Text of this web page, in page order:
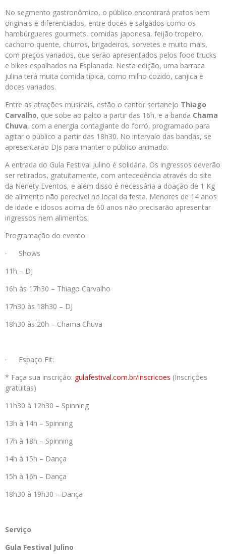
No segmento gastronômico, o público encontrará pratos bem
originais e diferenciados, entre doces e salgados como os
hambúrgueres gourmets, comidas japonesa, feijão tropeiro,
cachorro quente, churros, brigadeiros, sorvetes e muito mais,
com preços variados, que serão apresentados pelos food trucks
e bikes espalhados na Esplanada. Nesta edição, uma barraca
julina terá muita comida típica, como milho cozido, canjica e
doces variados.
Entre as atrações musicais, estão o cantor sertanejo Thiago
Carvalho, que sobe ao palco a partir das 16h, e a banda Chama
Chuva, com a energia contagiante do forró, programado para
agitar o público a partir das 18h30. No intervalo das bandas, se
apresentarão DJs para manter o público animado.
A entrada do Gula Festival Julino é solidária. Os ingressos deverão
ser retirados, gratuitamente, com antecedência através do site
da Nenety Eventos, e além disso é necessária a doação de 1 Kg
de alimento não perecível no local da festa. Menores de 14 anos
de idade e idosos acima de 60 anos não precisarão apresentar
ingressos nem alimentos.
Programação do evento:
· Shows
11h – DJ
16h às 17h30 – Thiago Carvalho
17h30 às 18h30 – DJ
18h30 às 20h – Chama Chuva
· Espaço Fit:
* Faça sua inscrição: gulafestival.com.br/inscricoes (Inscrições
gratuitas)
11h30 à 12h30 – Spinning
13h à 14h – Spinning
17h à 18h – Spinning
14h à 15h – Dança
15h à 16h – Dança
18h30 à 19h30 – Dança
Serviço
Gula Festival Julino